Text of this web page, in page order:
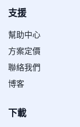
支援
幫助中心
方案定價
聯絡我們
博客
下載